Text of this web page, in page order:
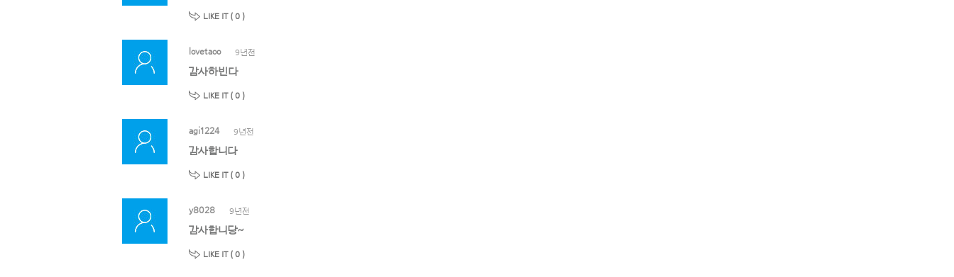
LIKE IT ( 0 )
lovetaoo 9년전
감사하빈다
LIKE IT ( 0 )
agi1224 9년전
감사합니다
LIKE IT ( 0 )
y8028 9년전
감사합니당~
LIKE IT ( 0 )